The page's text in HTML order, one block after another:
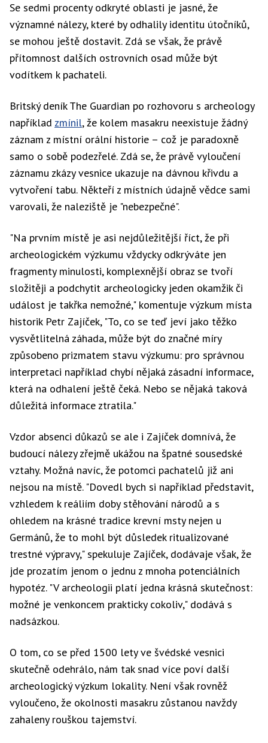
Se sedmi procenty odkryté oblasti je jasné, že
významné nálezy, které by odhalily identitu útočníků,
se mohou ještě dostavit. Zdá se však, že právě
přítomnost dalších ostrovních osad může být
vodítkem k pachateli.
Britský deník The Guardian po rozhovoru s archeology
například zmínil, že kolem masakru neexistuje žádný
záznam z místní orální historie – což je paradoxně
samo o sobě podezřelé. Zdá se, že právě vyloučení
záznamu zkázy vesnice ukazuje na dávnou křivdu a
vytvoření tabu. Někteří z místních údajně vědce sami
varovali, že naleziště je "nebezpečné".
"Na prvním místě je asi nejdůležitější říct, že při
archeologickém výzkumu vždycky odkrýváte jen
fragmenty minulosti, komplexnější obraz se tvoří
složitěji a podchytit archeologicky jeden okamžik či
událost je takřka nemožné," komentuje výzkum místa
historik Petr Zajíček, "To, co se teď jeví jako těžko
vysvětlitelná záhada, může být do značné míry
způsobeno prizmatem stavu výzkumu: pro správnou
interpretaci například chybí nějaká zásadní informace,
která na odhalení ještě čeká. Nebo se nějaká taková
důležitá informace ztratila."
Vzdor absenci důkazů se ale i Zajíček domnívá, že
budoucí nálezy zřejmě ukážou na špatné sousedské
vztahy. Možná navíc, že potomci pachatelů již ani
nejsou na místě. "Dovedl bych si například představit,
vzhledem k reáliím doby stěhování národů a s
ohledem na krásné tradice krevní msty nejen u
Germánů, že to mohl být důsledek ritualizované
trestné výpravy," spekuluje Zajíček, dodávaje však, že
jde prozatím jenom o jednu z mnoha potenciálních
hypotéz. "V archeologii platí jedna krásná skutečnost:
možné je venkoncem prakticky cokoliv," dodává s
nadsázkou.
O tom, co se před 1500 lety ve švédské vesnici
skutečně odehrálo, nám tak snad více poví další
archeologický výzkum lokality. Není však rovněž
vyloučeno, že okolnosti masakru zůstanou navždy
zahaleny rouškou tajemství.